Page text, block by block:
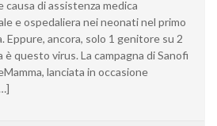
causa di assistenza medica
e ospedaliera nei neonati nel primo
Eppure, ancora, solo 1 genitore su 2
è questo virus. La campagna di Sanofi
lanciata in occasione